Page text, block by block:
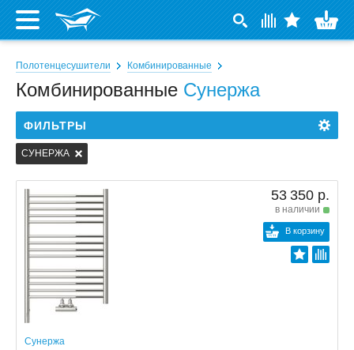
Полотенцесушители Комбинированные
Комбинированные Сунержа
ФИЛЬТРЫ
СУНЕРЖА
53 350 р.
в наличии
В корзину
Сунержа